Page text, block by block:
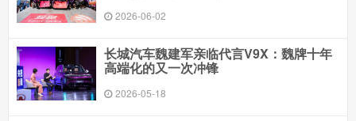
2026-06-02
长城汽车魏建军亲临代言V9X：魏牌十年
高端化的又一次冲锋
2026-05-18